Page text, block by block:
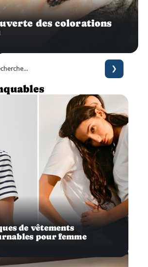
des colorations
de vêtements
pour femme